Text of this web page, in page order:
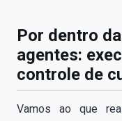
Por dentro
agentes:
controle de
Vamos ao que